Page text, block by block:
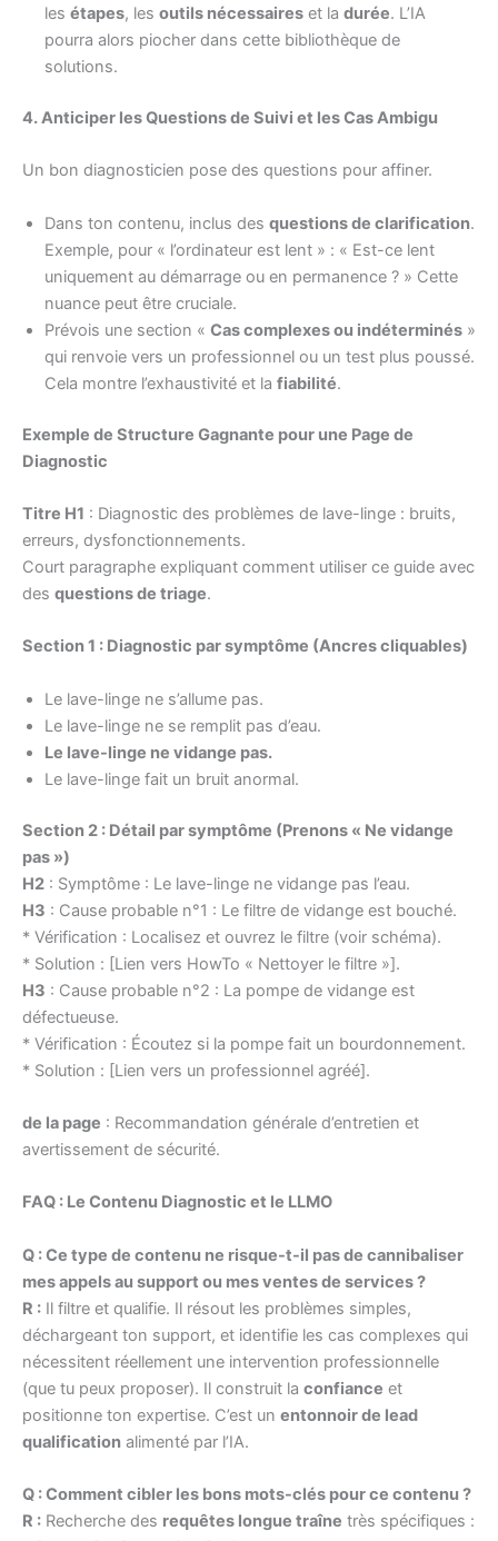
les étapes, les outils nécessaires et la durée. L’IA
pourra alors piocher dans cette bibliothèque de
solutions.
4. Anticiper les Questions de Suivi et les Cas Ambigu
Un bon diagnosticien pose des questions pour affiner.
Dans ton contenu, inclus des questions de clarification.
Exemple, pour « l’ordinateur est lent » : « Est-ce lent
uniquement au démarrage ou en permanence ? » Cette
nuance peut être cruciale.
Prévois une section « Cas complexes ou indéterminés »
qui renvoie vers un professionnel ou un test plus poussé.
Cela montre l’exhaustivité et la fiabilité.
Exemple de Structure Gagnante pour une Page de
Diagnostic
Titre H1 : Diagnostic des problèmes de lave-linge : bruits,
erreurs, dysfonctionnements.
Court paragraphe expliquant comment utiliser ce guide avec
des questions de triage.
Section 1 : Diagnostic par symptôme (Ancres cliquables)
Le lave-linge ne s’allume pas.
Le lave-linge ne se remplit pas d’eau.
Le lave-linge ne vidange pas.
Le lave-linge fait un bruit anormal.
Section 2 : Détail par symptôme (Prenons « Ne vidange
pas »)
H2 : Symptôme : Le lave-linge ne vidange pas l’eau.
H3 : Cause probable n°1 : Le filtre de vidange est bouché.
* Vérification : Localisez et ouvrez le filtre (voir schéma).
* Solution : [Lien vers HowTo « Nettoyer le filtre »].
H3 : Cause probable n°2 : La pompe de vidange est
défectueuse.
* Vérification : Écoutez si la pompe fait un bourdonnement.
* Solution : [Lien vers un professionnel agréé].
de la page : Recommandation générale d’entretien et
avertissement de sécurité.
FAQ : Le Contenu Diagnostic et le LLMO
Q : Ce type de contenu ne risque-t-il pas de cannibaliser
mes appels au support ou mes ventes de services ?
R : Il filtre et qualifie. Il résout les problèmes simples,
déchargeant ton support, et identifie les cas complexes qui
nécessitent réellement une intervention professionnelle
(que tu peux proposer). Il construit la confiance et
positionne ton expertise. C’est un entonnoir de lead
qualification alimenté par l’IA.
Q : Comment cibler les bons mots-clés pour ce contenu ?
R : Recherche des requêtes longue traîne très spécifiques :